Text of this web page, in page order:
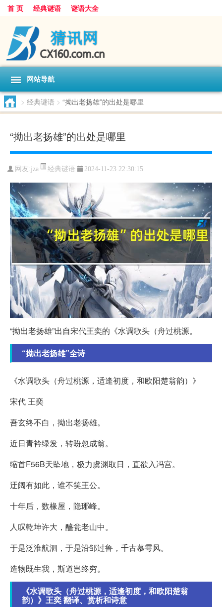
首 页 经典谜语 谜语大全
网站导航
> 经典谜语 > “拗出老扬雄”的出处是哪里
“拗出老扬雄”的出处是哪里
网友:jza 经典谜语 2024-11-23 22:30:15
“拗出老扬雄”出自宋代王奕的《水调歌头（舟过桃源。
“拗出老扬雄”全诗
《水调歌头（舟过桃源，适逢初度，和欧阳楚翁韵）》
宋代 王奕
吾玄终不白，拗出老扬雄。
近日青衿绿发，转盼忽成翁。
缩首F56B天坠地，极力虞渊取日，直欲入冯宫。
迂阔有如此，谁不笑王公。
十年后，数椽屋，隐琊峰。
人叹乾坤许大，醯瓮老山中。
于是泛淮航泗，于是沿邹过鲁，千古慕雩风。
造物既生我，斯道岂终穷。
《水调歌头（舟过桃源，适逢初度，和欧阳楚翁
韵）》王奕 翻译、赏析和诗意